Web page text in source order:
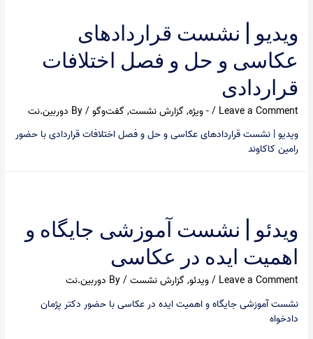
برگزار
شد
ویدیو | نشست قراردادهای
عکاسی و حل و فصل اختلافات
قراردادی
Leave a Comment
/- ویژه, گزارش نشست, گفت‌وگو/ By
دوربین.نت
ویدیو | نشست قراردادهای عکاسی و حل و فصل اختلافات قراردادی با حضور
رامین کاکاوند
ویدئو | نشست آموزشی جایگاه و
اهمیت ایده در عکاسی
Leave a Comment
/ویدئو, گزارش نشست/ By
دوربین.نت
نشست آموزشی جایگاه و اهمیت ایده در عکاسی با حضور دکتر پژمان
دادخواه